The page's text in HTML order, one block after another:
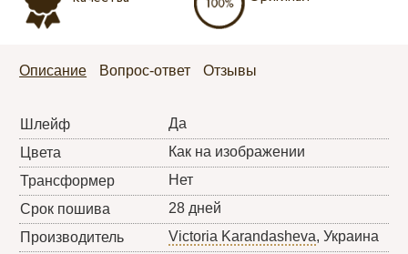
Описание Вопрос-ответ Отзывы
Шлейф
Да
Цвета
Как на изображении
Трансформер
Нет
Срок пошива
28 дней
Производитель
Victoria Karandasheva, Украина